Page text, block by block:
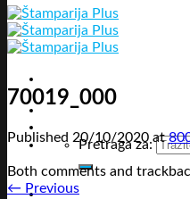
Pretraga za:
70019_000
Published 20/10/2020 at
Both comments and
← Previous